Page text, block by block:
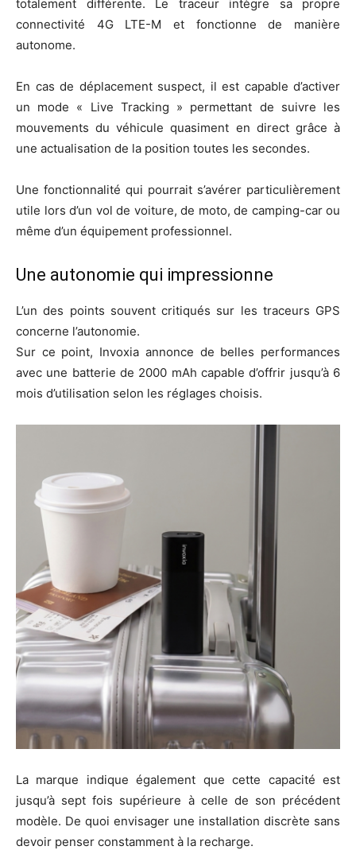
totalement différente. Le traceur intègre sa propre
connectivité 4G LTE-M et fonctionne de manière
autonome.
En cas de déplacement suspect, il est capable d’activer
un mode « Live Tracking » permettant de suivre les
mouvements du véhicule quasiment en direct grâce à
une actualisation de la position toutes les secondes.
Une fonctionnalité qui pourrait s’avérer particulièrement
utile lors d’un vol de voiture, de moto, de camping-car ou
même d’un équipement professionnel.
Une autonomie qui impressionne
L’un des points souvent critiqués sur les traceurs GPS
concerne l’autonomie.
Sur ce point, Invoxia annonce de belles performances
avec une batterie de 2000 mAh capable d’offrir jusqu’à 6
mois d’utilisation selon les réglages choisis.
La marque indique également que cette capacité est
jusqu’à sept fois supérieure à celle de son précédent
modèle. De quoi envisager une installation discrète sans
devoir penser constamment à la recharge.